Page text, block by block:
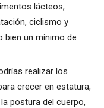
lácteos,
ciclismo y
bien un mínimo de
realizar los
crecer en estatura,
postura del cuerpo,